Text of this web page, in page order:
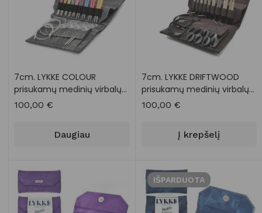
7cm. LYKKE COLOUR
prisukamų medinių virbalų
rinkinys
100,00 €
Daugiau
7cm. LYKKE DRIFTWOOD
prisukamų medinių virbalų
rinkinys CACAO
100,00 €
Į krepšelį
IŠPARDUOTA